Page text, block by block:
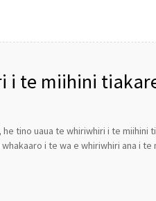
i te miihini
tino uaua te whiriwhiri i te miihini
i te wa e whiriwhiri ana i te